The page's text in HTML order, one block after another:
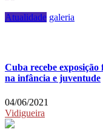
Atualidade galeria
Cuba recebe
na infância e juventude
04/06/2021
Vidigueira